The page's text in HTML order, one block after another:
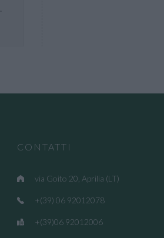
CONTATTI
via Goito 20, Aprilia (LT)
+(39) 06 92012078
+(39)06 92012006